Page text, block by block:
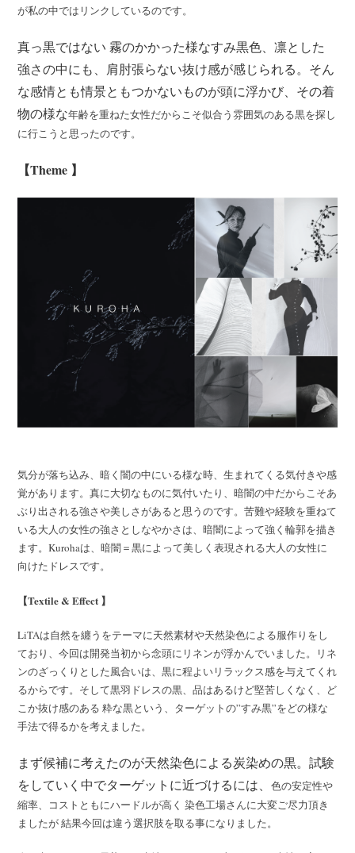
が私の中ではリンクしているのです。
真っ黒ではない 霧のかかった様なすみ黒色、凛とした
強さの中にも、肩肘張らない抜け感が感じられる。 そん
な感情とも情景ともつかないものが頭に浮かび、その着
物の様な年齢を重ねた女性だからこそ似合う雰囲気のある黒を探し
に行こうと思ったのです。
【Theme 】
気分が落ち込み、暗く闇の中にいる様な時、生まれてくる気付きや感
覚があります。真に大切なものに気付いたり、暗闇の中だからこそあ
ぶり出される強さや美しさがあると思うのです。苦難や経験を重ねて
いる大人の女性の強さとしなやかさは、暗闇によって強く輪郭を描き
ます。⁡Kurohaは、暗闇＝黒によって美しく表現される大人の女性に
向けたドレスです。
【Textile & Effect 】
LiTAは自然を纏うをテーマに天然素材や天然染色による服作りをし
ており、今回は開発当初から念頭にリネンが浮かんでいました。リネ
ンのざっくりとした風合いは、黒に程よいリラックス感を与えてくれ
るからです。そして黒羽ドレスの黒、品はあるけど堅苦しくなく、ど
こか抜け感のある 粋な黒という、ターゲットの”すみ黒”をどの様な
手法で得るかを考えました。
まず候補に考えたのが天然染色による炭染めの黒。試験
をしていく中でターゲットに近づけるには、色の安定性や
縮率、コストともにハードルが高く 染色工場さんに大変ご尽力頂き
ましたが 結果今回は違う選択肢を取る事になりました。